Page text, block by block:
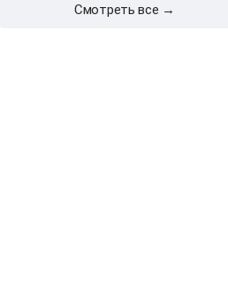
Смотреть все →